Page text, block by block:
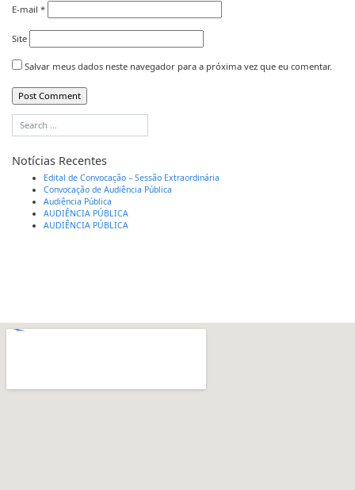
E-mail *
Site
Salvar meus dados neste navegador para a próxima vez que eu comentar.
Notícias Recentes
Edital de Convocação – Sessão Extraordinária
Convocação de Audiência Pública
Audiência Pública
AUDIÊNCIA PÚBLICA
AUDIÊNCIA PÚBLICA